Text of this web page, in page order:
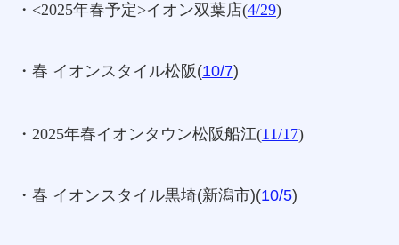
・<2025年春予定>イオン双葉店(4/29)
・春 イオンスタイル松阪(10/7)
・2025年春イオンタウン松阪船江(11/17)
・春 イオンスタイル黒埼(新潟市)(10/5)